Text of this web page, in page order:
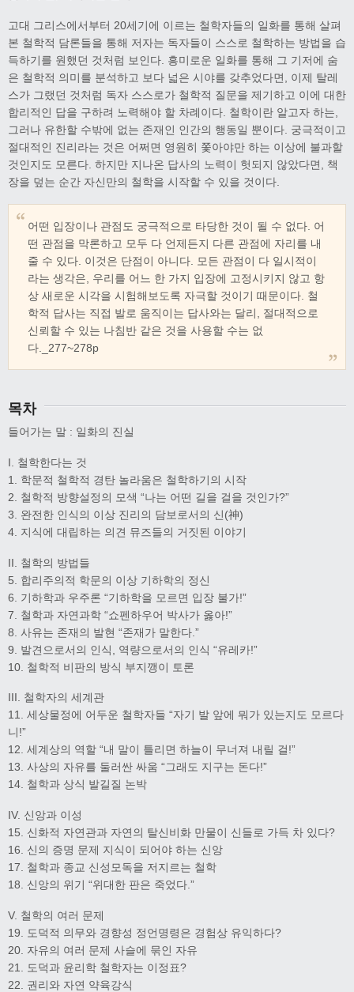
고대 그리스에서부터 20세기에 이르는 철학자들의 일화를 통해 살펴
본 철학적 담론들을 통해 저자는 독자들이 스스로 철학하는 방법을 습
득하기를 원했던 것처럼 보인다. 흥미로운 일화를 통해 그 기저에 숨
은 철학적 의미를 분석하고 보다 넓은 시야를 갖추었다면, 이제 탈레
스가 그랬던 것처럼 독자 스스로가 철학적 질문을 제기하고 이에 대한
합리적인 답을 구하려 노력해야 할 차례이다. 철학이란 알고자 하는,
그러나 유한할 수밖에 없는 존재인 인간의 행동일 뿐이다. 궁극적이고
절대적인 진리라는 것은 어쩌면 영원히 쫓아야만 하는 이상에 불과할
것인지도 모른다. 하지만 지나온 답사의 노력이 헛되지 않았다면, 책
장을 덮는 순간 자신만의 철학을 시작할 수 있을 것이다.
어떤 입장이나 관점도 궁극적으로 타당한 것이 될 수 없다. 어
떤 관점을 막론하고 모두 다 언제든지 다른 관점에 자리를 내
줄 수 있다. 이것은 단점이 아니다. 모든 관점이 다 일시적이
라는 생각은, 우리를 어느 한 가지 입장에 고정시키지 않고 항
상 새로운 시각을 시험해보도록 자극할 것이기 때문이다. 철
학적 답사는 직접 발로 움직이는 답사와는 달리, 절대적으로
신뢰할 수 있는 나침반 같은 것을 사용할 수는 없
다._277~278p
목차
들어가는 말 : 일화의 진실
I. 철학한다는 것
1. 학문적 철학적 경탄 놀라움은 철학하기의 시작
2. 철학적 방향설정의 모색 “나는 어떤 길을 걸을 것인가?”
3. 완전한 인식의 이상 진리의 담보로서의 신(神)
4. 지식에 대립하는 의견 뮤즈들의 거짓된 이야기
II. 철학의 방법들
5. 합리주의적 학문의 이상 기하학의 정신
6. 기하학과 우주론 “기하학을 모르면 입장 불가!”
7. 철학과 자연과학 “쇼펜하우어 박사가 옳아!”
8. 사유는 존재의 발현 “존재가 말한다.”
9. 발견으로서의 인식, 역량으로서의 인식 “유레카!”
10. 철학적 비판의 방식 부지깽이 토론
III. 철학자의 세계관
11. 세상물정에 어두운 철학자들 “자기 발 앞에 뭐가 있는지도 모르다
니!”
12. 세계상의 역할 “내 말이 틀리면 하늘이 무너져 내릴 걸!”
13. 사상의 자유를 둘러싼 싸움 “그래도 지구는 돈다!”
14. 철학과 상식 발길질 논박
IV. 신앙과 이성
15. 신화적 자연관과 자연의 탈신비화 만물이 신들로 가득 차 있다?
16. 신의 증명 문제 지식이 되어야 하는 신앙
17. 철학과 종교 신성모독을 저지르는 철학
18. 신앙의 위기 “위대한 판은 죽었다.”
V. 철학의 여러 문제
19. 도덕적 의무와 경향성 정언명령은 경험상 유익하다?
20. 자유의 여러 문제 사슬에 묶인 자유
21. 도덕과 윤리학 철학자는 이정표?
22. 권리와 자연 약육강식